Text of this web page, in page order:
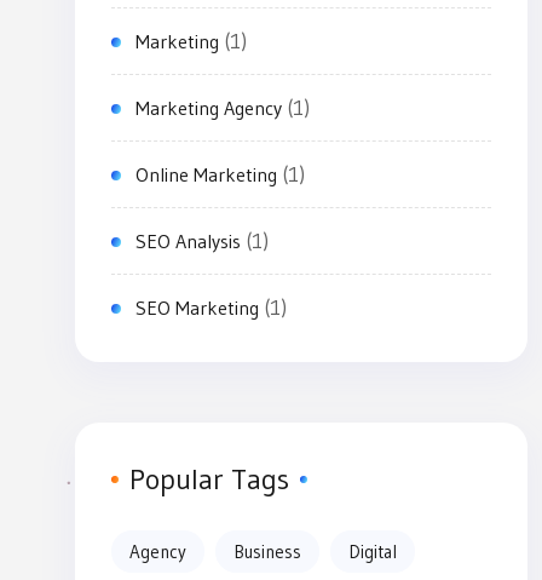
Marketing (1)
Marketing Agency (1)
Online Marketing (1)
SEO Analysis (1)
SEO Marketing (1)
Popular Tags
Agency Business Digital